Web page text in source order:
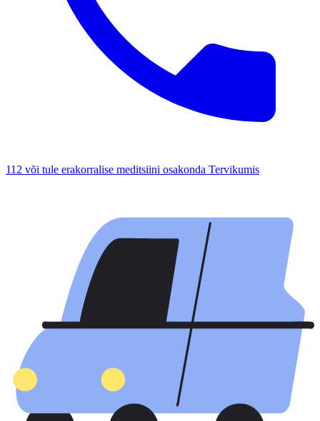
112 või tule erakorralise meditsiini osakonda Tervikumis